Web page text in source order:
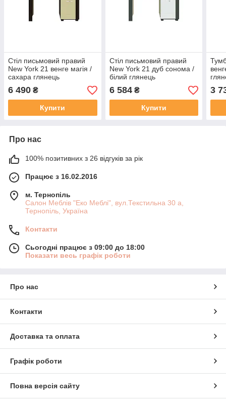
Стіл письмовий правий
New York 21 венге магія /
сахара глянець
6 490 ₴
Купити
Стіл письмовий правий
New York 21 дуб сонома /
білий глянець
6 584₴
Купити
3
Про нас
100% позитивних з 26 відгуків за рік
Працює з 16.02.2016
м. Тернопіль
Салон Меблів "Еко Меблі", вул.Текстильна 30 а,
Тернопіль, Україна
Контакти
Сьогодні працює з 09:00 до 18:00
Показати весь графік роботи
Про нас
Контакти
Доставка та оплата
Графік роботи
Повна версія сайту